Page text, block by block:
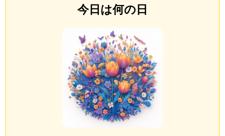
今日は何の日